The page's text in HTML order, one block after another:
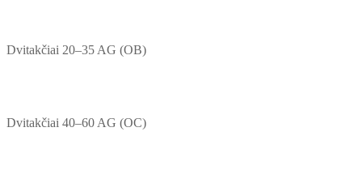
Dvitakčiai 20–35 AG (OB)
Dvitakčiai 40–60 AG (OC)